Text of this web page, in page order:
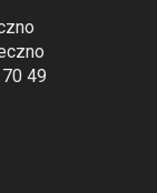
49